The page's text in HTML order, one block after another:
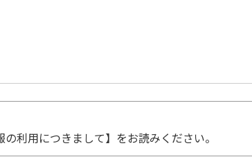
利用につきまして】をお読みください。